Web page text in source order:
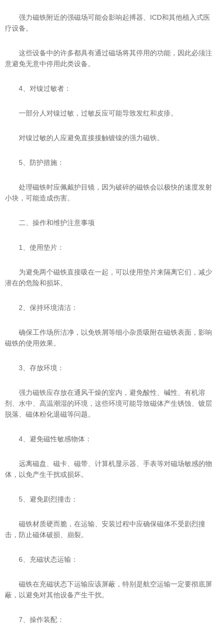
强力磁铁附近的强磁场可能会影响起搏器、ICD和其他植入式医
疗设备。
这些设备中的许多都具有通过磁场将其停用的功能，因此必须注
意避免无意中停用此类设备。
4、对镍过敏者：
一部分人对镍过敏，过敏反应可能导致发红和皮疹。
对镍过敏的人应避免直接接触镀镍的强力磁铁。
5、防护措施：
处理磁铁时应佩戴护目镜，因为破碎的磁铁会以极快的速度发射
小块，可能造成伤害。
二、操作和维护注意事项
1、使用垫片：
为避免两个磁铁直接吸在一起，可以使用垫片来隔离它们，减少
潜在的危险和损坏。
2、保持环境清洁：
确保工作场所洁净，以免铁屑等细小杂质吸附在磁铁表面，影响
磁铁的使用效果。
3、存放环境：
强力磁铁应存放在通风干燥的室内，避免酸性、碱性、有机溶
剂、水中、高温潮湿的环境，这些环境可能导致磁体产生锈蚀、镀层
脱落、磁体粉化退磁等问题。
4、避免磁性敏感物体：
远离磁盘、磁卡、磁带、计算机显示器、手表等对磁场敏感的物
体，以免产生干扰或损坏。
5、避免剧烈撞击：
磁铁材质硬而脆，在运输、安装过程中应确保磁体不受剧烈撞
击，防止磁体破损、崩裂。
6、充磁状态运输：
磁铁在充磁状态下运输应该屏蔽，特别是航空运输一定要彻底屏
蔽，以避免对其他设备产生干扰。
7、操作装配：